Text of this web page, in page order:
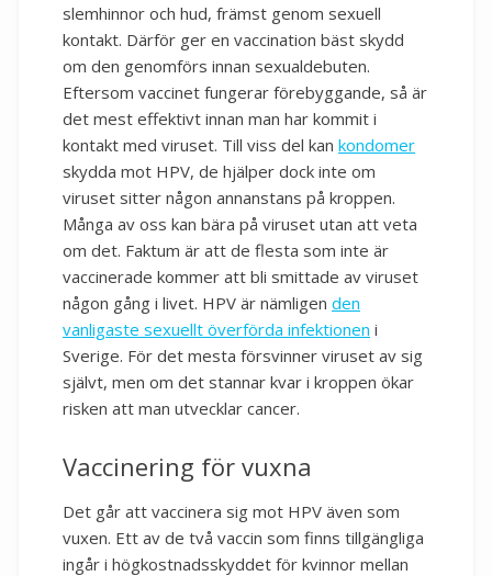
slemhinnor och hud, främst genom sexuell
kontakt. Därför ger en vaccination bäst skydd
om den genomförs innan sexualdebuten.
Eftersom vaccinet fungerar förebyggande, så är
det mest effektivt innan man har kommit i
kontakt med viruset. Till viss del kan kondomer
skydda mot HPV, de hjälper dock inte om
viruset sitter någon annanstans på kroppen.
Många av oss kan bära på viruset utan att veta
om det. Faktum är att de flesta som inte är
vaccinerade kommer att bli smittade av viruset
någon gång i livet. HPV är nämligen den
vanligaste sexuellt överförda infektionen i
Sverige. För det mesta försvinner viruset av sig
självt, men om det stannar kvar i kroppen ökar
risken att man utvecklar cancer.
Vaccinering för vuxna
Det går att vaccinera sig mot HPV även som
vuxen. Ett av de två vaccin som finns tillgängliga
ingår i högkostnadsskyddet för kvinnor mellan